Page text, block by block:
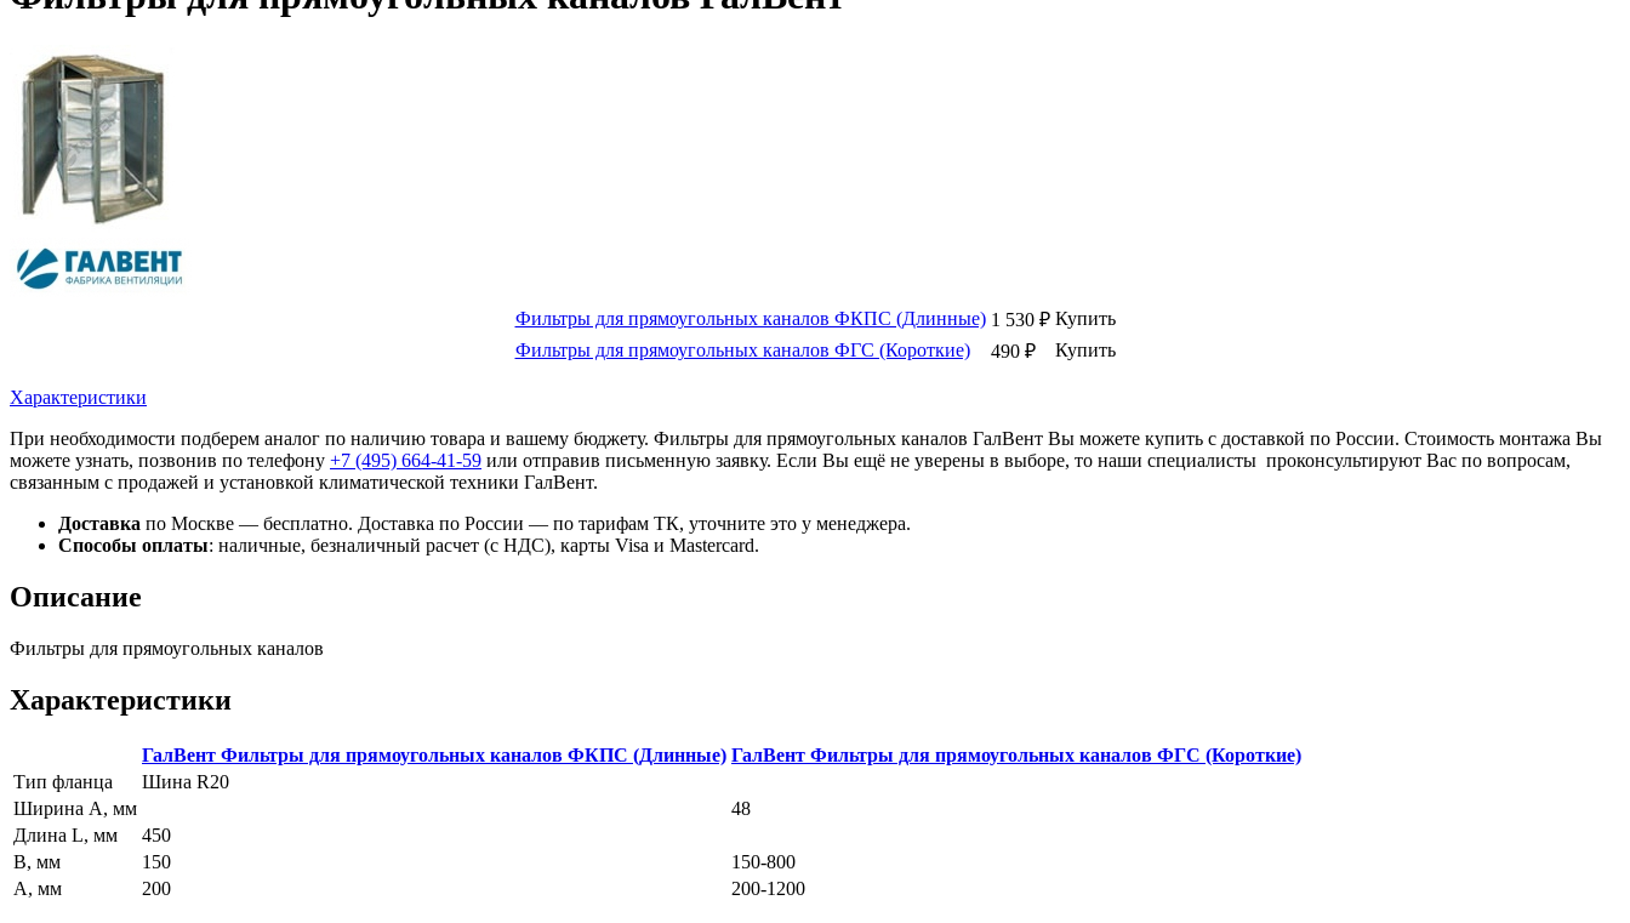
Фильтры для прямоугольных каналов ФКПС (Длинные) 1 530₽ Купить
Фильтры для прямоугольных каналов ФГС (Короткие)
490₽ Купить
Характеристики
При необходимости подберем аналог по наличию товара и вашему бюджету. Фильтры для прямоугольных каналов ГалВент Вы можете купить с доставкой по России. Стоимость монтажа Вы
можете узнать, позвонив по телефону +7 (495) 664-41-59 или отправив письменную заявку. Если Вы ещё не уверены в выборе, то наши специалисты проконсультируют Вас по вопросам,
связанным с продажей и установкой климатической техники ГалВент.
Доставка по Москве — бесплатно. Доставка по России — по тарифам ТК, уточните это у менеджера.
Способы оплаты: наличные, безналичный расчет (с НДС), карты Visa и Mastercard.
Описание
Фильтры для прямоугольных каналов
Характеристики
ГалВент Фильтры для прямоугольных каналов ФКПС (Длинные) ГалВент Фильтры для прямоугольных каналов ФГС (Короткие)
Тип фланца
Шина R20
Ширина А, мм
48
Длина L, мм
450
B, мм
150
150-800
A, мм
200 200-1200